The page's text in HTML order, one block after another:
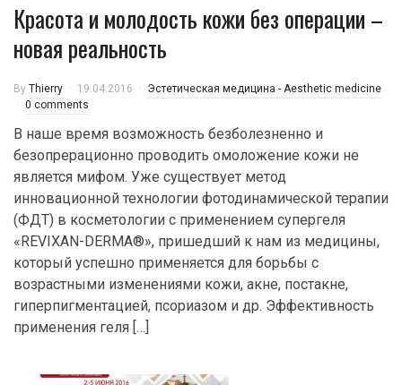
Красота и молодость кожи без операции –
новая реальность
By Thierry 19.04.2016
Эстетическая медицина - Aesthetic medicine
0 comments
В наше время возможность безболезненно и
безопрерационно проводить омоложение кожи не
является мифом. Уже существует метод
инновационной технологии фотодинамической терапии
(ФДТ) в косметологии с применением супергеля
«REVIXAN-DERMA®», пришедший к нам из медицины,
который успешно применяется для борьбы с
возрастными изменениями кожи, акне, постакне,
гиперпигментацией, псориазом и др. Эффективность
применения геля […]